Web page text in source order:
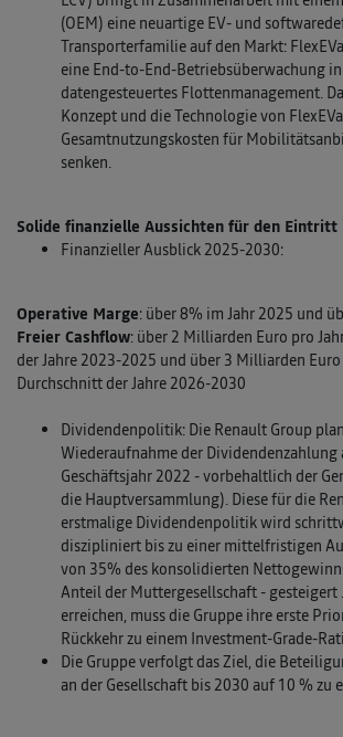
(OEM) eine neuartige EV- und
Transporterfamilie auf den Markt:
eine End-to-End-Betriebsüberwachung
datengesteuertes Flottenmanagement.
Konzept und die Technologie von
Gesamtnutzungskosten für
senken.
Solide finanzielle Aussichten für den Eintritt
Finanzieller Ausblick 2025-2030:
Operative Marge: über 8% im Jahr 2025 und
Freier Cashflow: über 2 Milliarden Euro pro
der Jahre 2023-2025 und über 3 Milliarden
Durchschnitt der Jahre 2026-2030
Dividendenpolitik: Die Renault Group
Wiederaufnahme der Dividendenzahlung
Geschäftsjahr 2022 - vorbehaltlich der
die Hauptversammlung). Diese für die
erstmalige Dividendenpolitik wird
diszipliniert bis zu einer mittelfristigen
von 35% des konsolidierten
Anteil der Muttergesellschaft - gesteigert
erreichen, muss die Gruppe ihre erste
Rückkehr zu einem Investment-Grade-
Die Gruppe verfolgt das Ziel, die
an der Gesellschaft bis 2030 auf 10 % zu